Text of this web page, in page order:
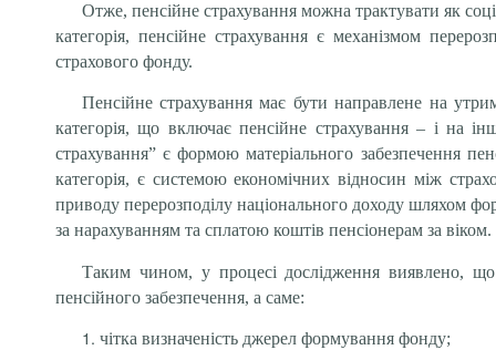
Отже, пенсійне страхування можна трактувати як
категорія, пенсійне страхування є механізмом
страхового фонду.
Пенсійне страхування має бути направлене на
категорія, що включає пенсійне страхування – і на
страхування” є формою матеріального забезпечення
категорія, є системою економічних відносин між
приводу перерозподілу національного доходу шляхом
за нарахуванням та сплатою коштів пенсіонерам за віком.
Таким чином, у процесі дослідження виявлено, що
пенсійного забезпечення, а саме:
чітка визначеність джерел формування фонду;